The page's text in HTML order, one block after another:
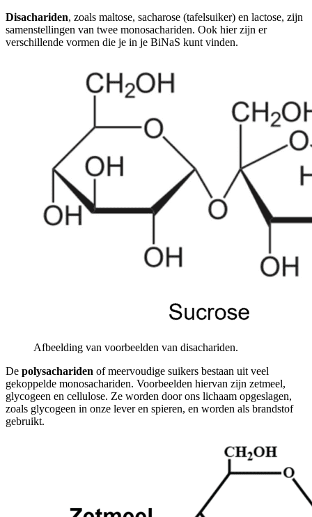
Disachariden, zoals maltose, sacharose (tafelsuiker) en lactose, zijn
samenstellingen van twee monosachariden. Ook hier zijn er
verschillende vormen die je in je BiNaS kunt vinden.
Afbeelding van voorbeelden van disachariden.
De polysachariden of meervoudige suikers bestaan uit veel
gekoppelde monosachariden. Voorbeelden hiervan zijn zetmeel,
glycogeen en cellulose. Ze worden door ons lichaam opgeslagen,
zoals glycogeen in onze lever en spieren, en worden als brandstof
gebruikt.